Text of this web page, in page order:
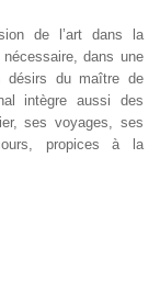
de l’art dans la
dans une
désirs du maître de
intègre aussi des
ses voyages, ses
propices à la